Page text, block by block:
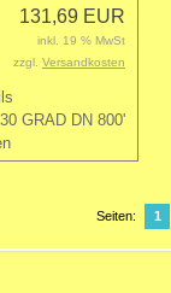
131,69 EUR
inkl. 19 % MwSt
zzgl.Versandkosten
Seiten: 1